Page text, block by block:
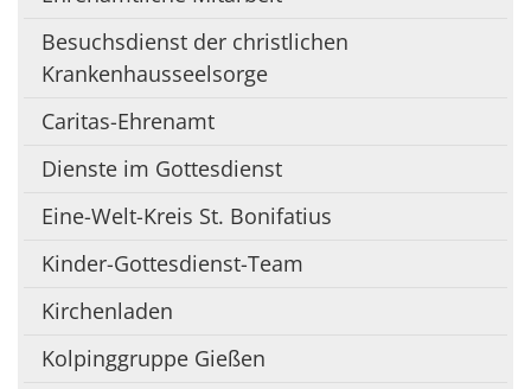
Besuchsdienst der christlichen
Krankenhausseelsorge
Caritas-Ehrenamt
Dienste im Gottesdienst
Eine-Welt-Kreis St. Bonifatius
Kinder-Gottesdienst-Team
Kirchenladen
Kolpinggruppe Gießen